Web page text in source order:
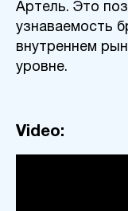
Артель. Это
узнаваемость
внутреннем
уровне.
Video: